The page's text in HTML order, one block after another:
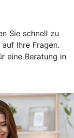
Sie schnell zu
Ihre Fragen.
eine Beratung in